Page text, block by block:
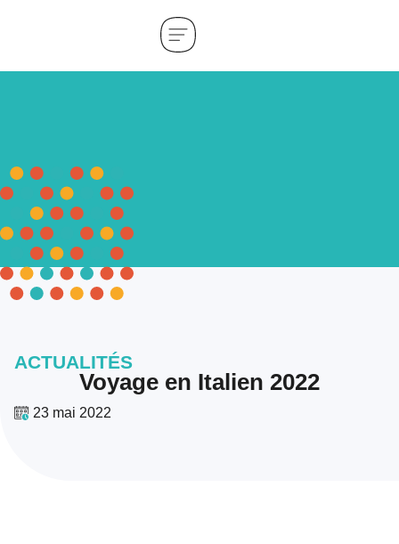
ACTUALITÉS
Voyage en Italien 2022
23 mai 2022